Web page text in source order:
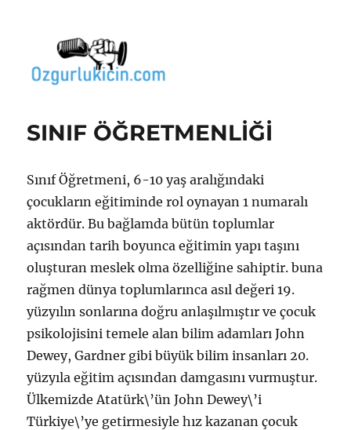
SINIF ÖĞRETMENLİĞİ
Sınıf Öğretmeni, 6-10 yaş aralığındaki
çocukların eğitiminde rol oynayan 1 numaralı
aktördür. Bu bağlamda bütün toplumlar
açısından tarih boyunca eğitimin yapı taşını
oluşturan meslek olma özelliğine sahiptir. buna
rağmen dünya toplumlarınca asıl değeri 19.
yüzyılın sonlarına doğru anlaşılmıştır ve çocuk
psikolojisini temele alan bilim adamları John
Dewey, Gardner gibi büyük bilim insanları 20.
yüzyıla eğitim açısından damgasını vurmuştur.
Ülkemizde Atatürk\’ün John Dewey\’i
Türkiye\’ye getirmesiyle hız kazanan çocuk